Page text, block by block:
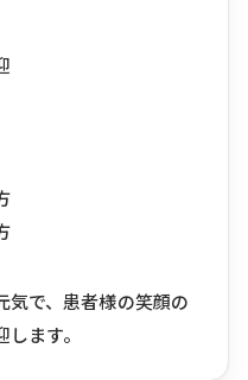
で、患者様の笑顔の
ます。